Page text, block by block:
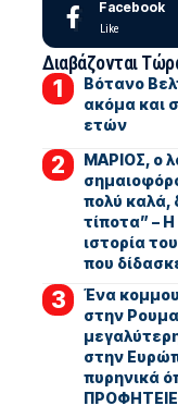
Facebook
Like
Διαβάζονται
Βότανο
ακόμα και
ετών
ΜΑΡΙΟΣ, ο
πολύ καλά,
τίποτα” –
ιστορία
που
Ένα
στην
στην
πυρηνικά